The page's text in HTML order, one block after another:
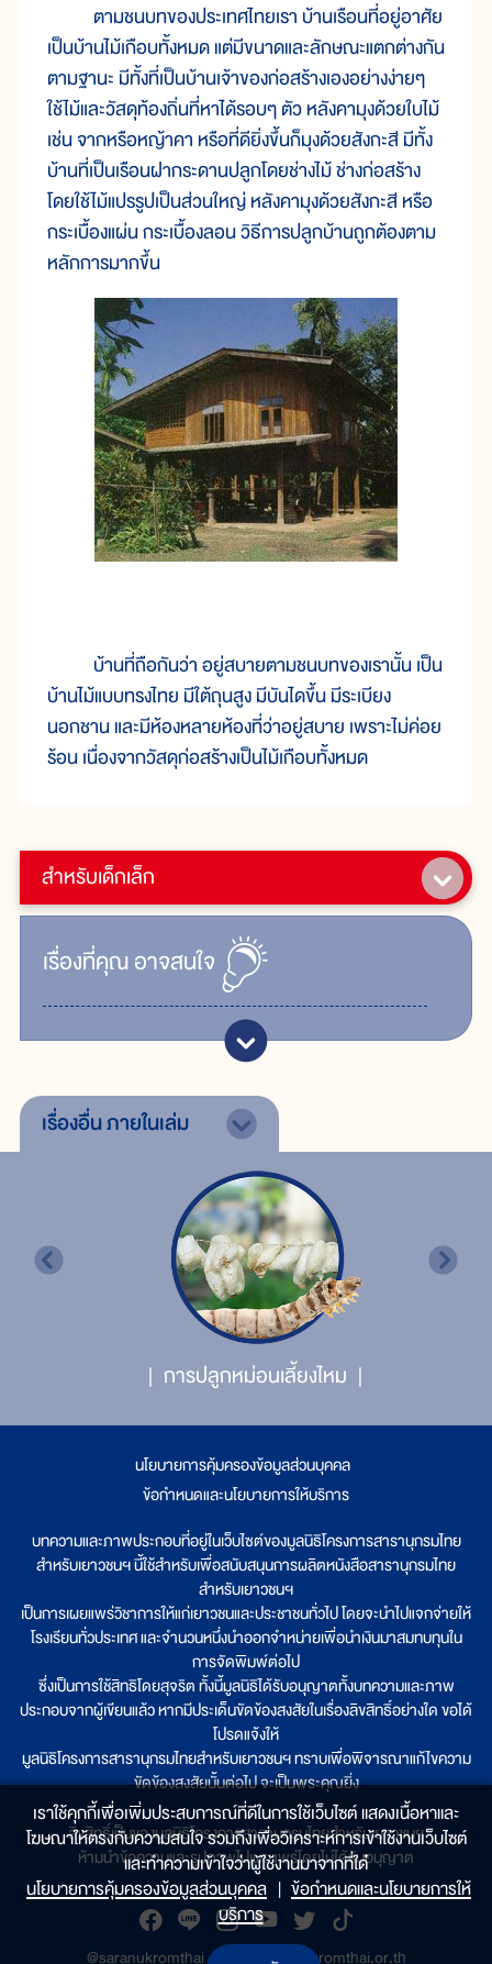
สำหรับเด็กเล็ก
เรื่ิองที่คุณอาจสนใจ
ตามชนบทของประเทศไทยเรา บ้านเรือนที่อยู่อาศัย
เป็นบ้านไม้เกือบทั้งหมด แต่มีขนาดและลักษณะแตกต่างกัน
ตามฐานะ มีทั้งที่เป็นบ้านเจ้าของก่อสร้างเองอย่างง่ายๆ
ใช้ไม้และวัสดุท้องถิ่นที่หาได้รอบๆ ตัว หลังคามุงด้วยใบไม้
เช่น จากหรือหญ้าคา หรือที่ดียิ่งขึ้นก็มุงด้วยสังกะสี มีทั้ง
บ้านที่เป็นเรือนฝากระดานปลูกโดยช่างไม้ ช่างก่อสร้าง
โดยใช้ไม้แปรรูปเป็นส่วนใหญ่ หลังคามุงด้วยสังกะสี หรือ
กระเบื้องแผ่น กระเบื้องลอน วิธีการปลูกบ้านถูกต้องตาม
หลักการมากขึ้น
บ้านที่ถือกันว่า อยู่สบายตามชนบทของเรานั้น เป็น
บ้านไม้แบบทรงไทย มีใต้ถุนสูง มีบันไดขึ้น มีระเบียง
นอกชาน และมีห้องหลายห้องที่ว่าอยู่สบาย เพราะไม่ค่อย
ร้อน เนื่องจากวัสดุก่อสร้างเป็นไม้เกือบทั้งหมด
เรื่องอื่นภายในเล่ม
การปลูกหม่อนเลี้ยงไหม
นโยบายการคุ้มครองข้อมูลส่วนบุคคล
ข้อกำหนดและนโยบายการให้บริการ
บทความและภาพประกอบที่อยู่ในเว็บไซต์ของมูลนิธิโครงการสารานุกรมไทย
สำหรับเยาวชนฯ นี้ใช้สำหรับเพื่อสนับสนุนการผลิตหนังสือสารานุกรมไทย
สำหรับเยาวชนฯ
เป็นการเผยแพร่วิชาการให้แก่เยาวชนและประชาชนทั่วไป โดยจะนำไปแจกจ่ายให้
โรงเรียนทั่วประเทศ และจำนวนหนึ่งนำออกจำหน่ายเพื่อนำเงินมาสมทบทุนใน
การจัดพิมพ์ต่อไป
ซึ่งเป็นการใช้สิทธิโดยสุจริต ทั้งนี้มูลนิธิได้รับอนุญาตทั้งบทความและภาพ
ประกอบจากผู้เขียนแล้ว หากมีประเด็นขัดข้องสงสัยในเรื่องลิขสิทธิ์อย่างใด ขอได้
โปรดแจ้งให้
มูลนิธิโครงการสารานุกรมไทยสำหรับเยาวชนฯ ทราบเพื่อพิจารณาแก้ไขความ
ขัดข้องสงสัยนั้นต่อไป จะเป็นพระคุณยิ่ง
ลิขสิทธิ์เป็นของมูลนิธิโครงการสารานุกรมไทยสำหรับเยาวชนฯ
ห้ามนำข้อความและรูปภาพไปเผยแพร่โดยไม่ได้รับอนุญาต
@saranukromthai | www.saranukromthai.or.th
เราใช้คุกกี้เพื่อเพิ่มประสบการณ์ที่ดีในการใช้เว็บไซต์ แสดงเนื้อหาและ
โฆษณาให้ตรงกับความสนใจ รวมถึงเพื่อวิเคราะห์การเข้าใช้งานเว็บไซต์
และทำความเข้าใจว่าผู้ใช้งานมาจากที่ใด๋
นโยบายการคุ้มครองข้อมูลส่วนบุคคล | ข้อกำหนดและนโยบายการให้
บริการ